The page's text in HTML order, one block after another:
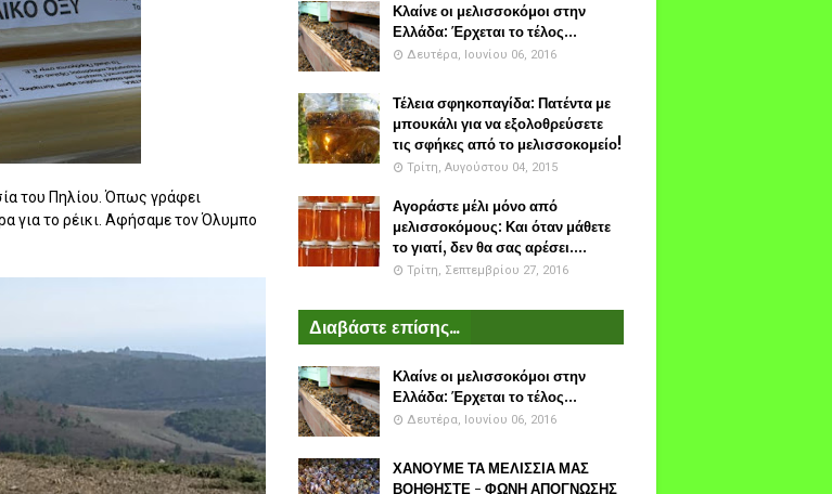
του Πηλίου. Όπως γράφει
για το ρέικι. Αφήσαμε τον Όλυμπο
Κλαίνε οι μελισσοκόμοι στην
Ελλάδα: Έρχεται το τέλος...
Δευτέρα, Ιουνίου 06, 2016
Τέλεια σφηκοπαγίδα: Πατέντα με
μπουκάλι για να εξολοθρεύσετε
τις σφήκες από το μελισσοκομείο!
Τρίτη, Αυγούστου 04, 2015
Αγοράστε μέλι μόνο από
μελισσοκόμους: Και όταν μάθετε
το γιατί, δεν θα σας αρέσει....
Τρίτη, Σεπτεμβρίου 27, 2016
Διαβάστε επίσης...
Κλαίνε οι μελισσοκόμοι στην
Ελλάδα: Έρχεται το τέλος...
Δευτέρα, Ιουνίου 06, 2016
ΧΑΝΟΥΜΕ ΤΑ ΜΕΛΙΣΣΙΑ ΜΑΣ
ΒΟΗΘΗΣΤΕ - ΦΩΝΗ ΑΠΟΓΝΩΣΗΣ